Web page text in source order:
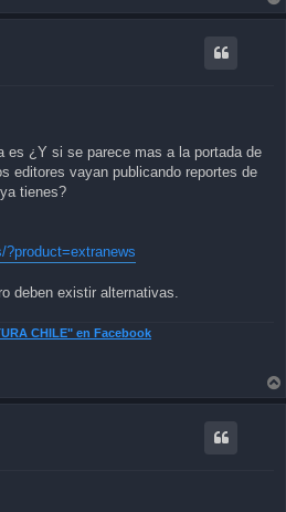
es ¿Y si se parece mas a la portada de
editores vayan publicando reportes de
tienes?
deben existir alternativas.
CHILE" en Facebook